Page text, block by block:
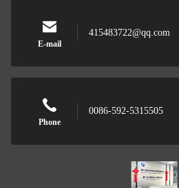
E-mail
415483722@qq.com
Phone
0086-592-5315505